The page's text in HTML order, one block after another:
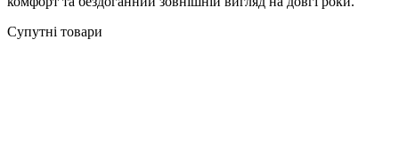
Супутні товари